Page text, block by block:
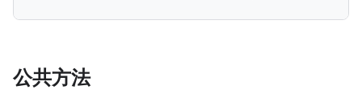
公共方法